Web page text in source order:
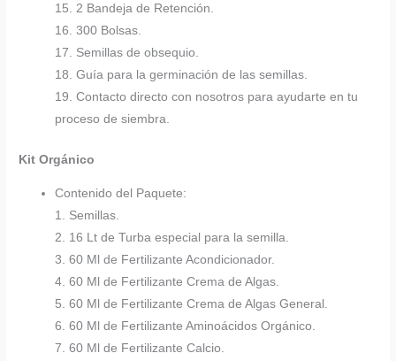
15. 2 Bandeja de Retención.
16. 300 Bolsas.
17. Semillas de obsequio.
18. Guía para la germinación de las semillas.
19. Contacto directo con nosotros para ayudarte en tu
proceso de siembra.
Kit Orgánico
Contenido del Paquete:
1. Semillas.
2. 16 Lt de Turba especial para la semilla.
3. 60 Ml de Fertilizante Acondicionador.
4. 60 Ml de Fertilizante Crema de Algas.
5. 60 Ml de Fertilizante Crema de Algas General.
6. 60 Ml de Fertilizante Aminoácidos Orgánico.
7. 60 Ml de Fertilizante Calcio.